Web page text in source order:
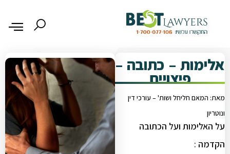
אלימות – כתובה –
פיצויים
מאת: המאם חליחל ושות' – עורכי דין
ונוטריון
על האלימות ועל הכתובה
הקדמה :